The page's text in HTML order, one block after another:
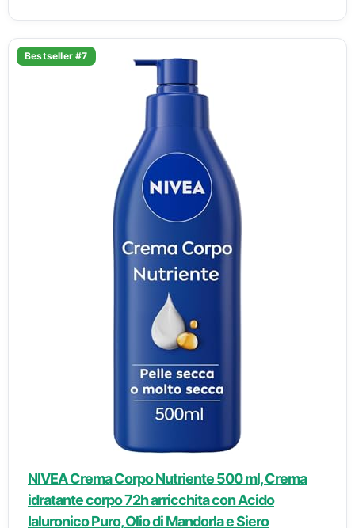
Bestseller #7
NIVEA Crema Corpo Nutriente 500 ml, Crema
idratante corpo 72h arricchita con Acido
Ialuronico Puro, Olio di Mandorla e Siero